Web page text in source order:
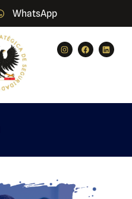
WhatsApp